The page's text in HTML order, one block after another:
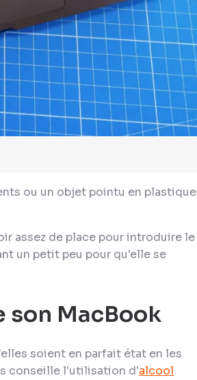
ou un objet pointu en plastique
assez de place pour introduire le
un petit peu pour qu'elle se
MacBook
soient en parfait état en les
conseille l'utilisation d'alcool